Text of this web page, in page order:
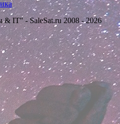
IT" - SaleSat.ru 2008 - 2026